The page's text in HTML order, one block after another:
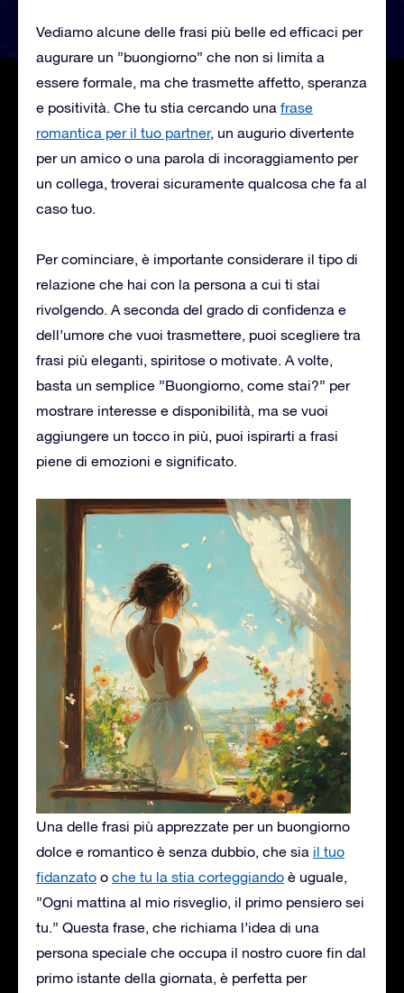
Vediamo alcune delle frasi più belle ed efficaci per
augurare un ”buongiorno” che non si limita a
essere formale, ma che trasmette affetto, speranza
e positività. Che tu stia cercando una frase
romantica per il tuo partner, un augurio divertente
per un amico o una parola di incoraggiamento per
un collega, troverai sicuramente qualcosa che fa al
caso tuo.
Per cominciare, è importante considerare il tipo di
relazione che hai con la persona a cui ti stai
rivolgendo. A seconda del grado di confidenza e
dell’umore che vuoi trasmettere, puoi scegliere tra
frasi più eleganti, spiritose o motivate. A volte,
basta un semplice ”Buongiorno, come stai?” per
mostrare interesse e disponibilità, ma se vuoi
aggiungere un tocco in più, puoi ispirarti a frasi
piene di emozioni e significato.
Una delle frasi più apprezzate per un buongiorno
dolce e romantico è senza dubbio, che sia il tuo
fidanzato o che tu la stia corteggiando è uguale,
”Ogni mattina al mio risveglio, il primo pensiero sei
tu.” Questa frase, che richiama l’idea di una
persona speciale che occupa il nostro cuore fin dal
primo istante della giornata, è perfetta per